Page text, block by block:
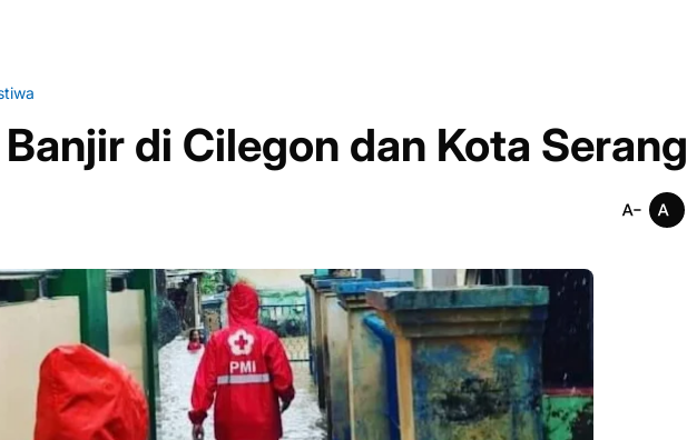
di Cilegon dan Kota Serang